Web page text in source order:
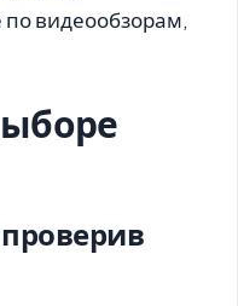
видеообзорам,